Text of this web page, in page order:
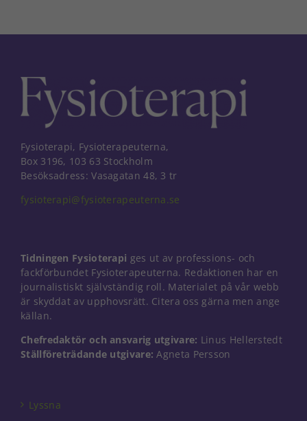
Fysioterapi, Fysioterapeuterna,
Box 3196, 103 63 Stockholm
Besöksadress: Vasagatan 48, 3 tr
fysioterapi@fysioterapeuterna.se
Tidningen Fysioterapi ges ut av professions- och
fackförbundet Fysioterapeuterna. Redaktionen har en
journalistiskt självständig roll. Materialet på vår webb
är skyddat av upphovsrätt. Citera oss gärna men ange
källan.
Chefredaktör och ansvarig utgivare: Linus Hellerstedt
Ställföreträdande utgivare: Agneta Persson
Lyssna
Nödvändiga